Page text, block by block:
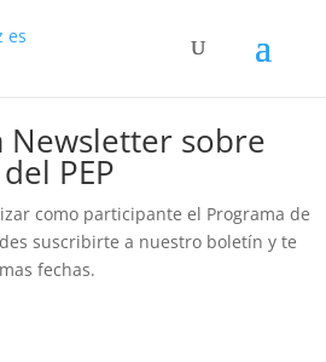
Newsletter sobre
PEP
como participante el Programa de
suscribirte a nuestro boletín y te
fechas.